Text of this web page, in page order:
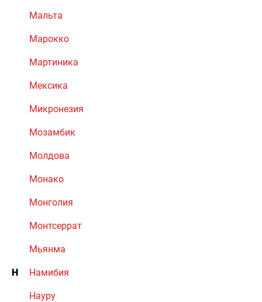
Мальта
Марокко
Мартиника
Мексика
Микронезия
Мозамбик
Молдова
Монако
Монголия
Монтсеррат
Мьянма
Н Намибия
Науру